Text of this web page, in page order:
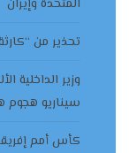
المتحدة وإيران
تحذير من
وزير الداخلية
سيناريو هجوم